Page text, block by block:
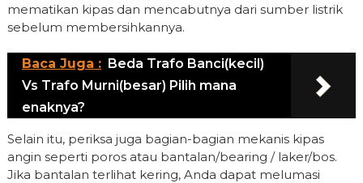
mematikan kipas dan mencabutnya dari sumber listrik
sebelum membersihkannya.
Baca Juga : Beda Trafo Banci(kecil)
Vs Trafo Murni(besar) Pilih mana
enaknya?
Selain itu, periksa juga bagian-bagian mekanis kipas
angin seperti poros atau bantalan/bearing / laker/bos.
Jika bantalan terlihat kering, Anda dapat melumasi